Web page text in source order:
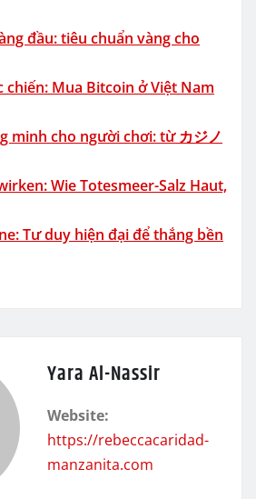
đầu: tiêu chuẩn vàng cho
Mua Bitcoin ở Việt Nam
minh cho người chơi: từ カジノ
Wie Totesmeer-Salz Haut,
Tư duy hiện đại để thắng bền
Yara Al-Nassir
Website:
https://rebeccacaridad-
manzanita.com